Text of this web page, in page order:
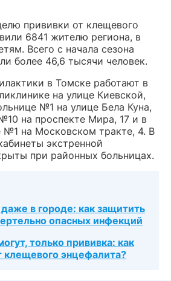
прививки от клещевого
6841 жителю региона, в
Всего с начала сезона
более 46,6 тысячи человек.
в Томске работают в
на улице Киевской,
№1 на улице Бела Куна,
на проспекте Мира, 17 и в
№1 на Московском тракте, 4. В
экстренной
при районных больницах.
в городе: как защитить
опасных инфекций
только прививка: как
клещевого энцефалита?